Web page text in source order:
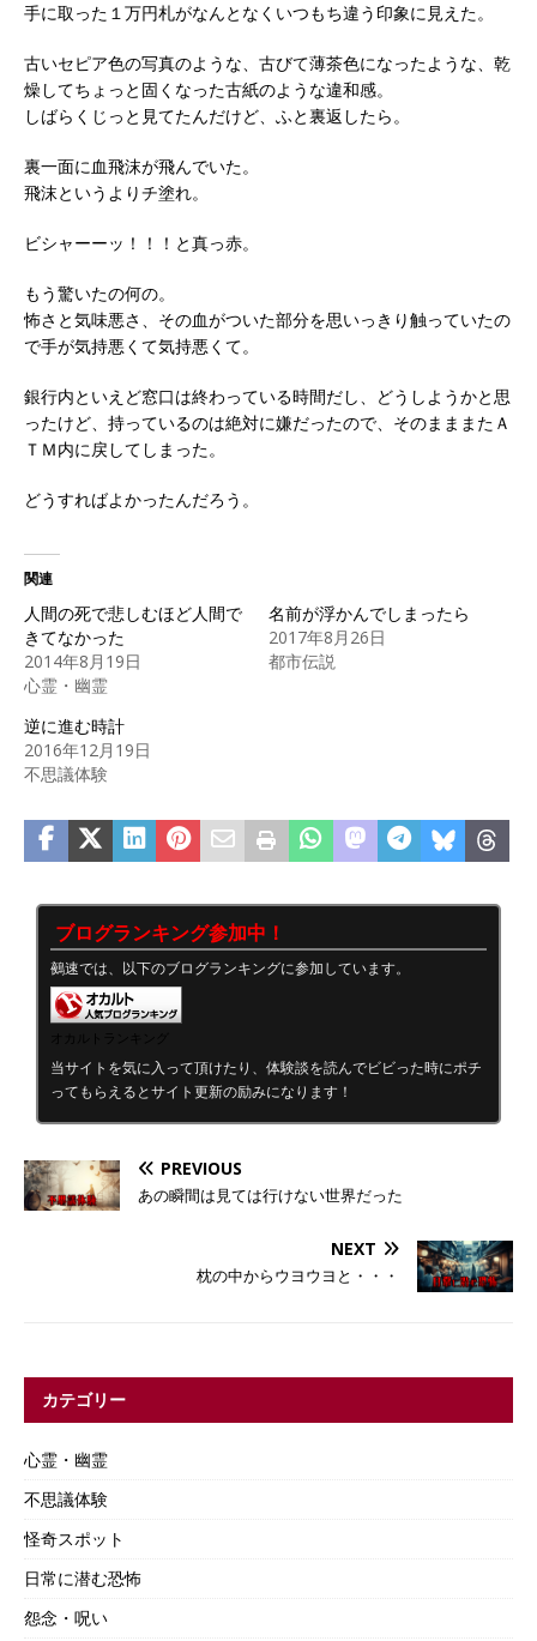
手に取った１万円札がなんとなくいつもち違う印象に見えた。
古いセピア色の写真のような、古びて薄茶色になったような、乾
燥してちょっと固くなった古紙のような違和感。
しばらくじっと見てたんだけど、ふと裏返したら。
裏一面に血飛沫が飛んでいた。
飛沫というよりチ塗れ。
ビシャーーッ！！！と真っ赤。
もう驚いたの何の。
怖さと気味悪さ、その血がついた部分を思いっきり触っていたの
で手が気持悪くて気持悪くて。
銀行内といえど窓口は終わっている時間だし、どうしようかと思
ったけど、持っているのは絶対に嫌だったので、そのまままたＡ
ＴＭ内に戻してしまった。
どうすればよかったんだろう。
関連
人間の死で悲しむほど人間で
きてなかった
2014年8月19日
心霊・幽霊
名前が浮かんでしまったら
2017年8月26日
都市伝説
逆に進む時計
2016年12月19日
不思議体験
ブログランキング参加中！
鵺速では、以下のブログランキングに参加しています。
当サイトを気に入って頂けたり、体験談を読んでビビった時にポチ
ってもらえるとサイト更新の励みになります！
PREVIOUS
あの瞬間は見ては行けない世界だった
NEXT
枕の中からウヨウヨと・・・
カテゴリー
心霊・幽霊
不思議体験
怪奇スポット
日常に潜む恐怖
怨念・呪い